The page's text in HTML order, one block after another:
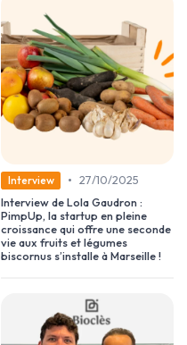
Interview • 27/10/2025
Interview de Lola Gaudron :
PimpUp, la startup en pleine
croissance qui offre une seconde
vie aux fruits et légumes
biscornus s’installe à Marseille !